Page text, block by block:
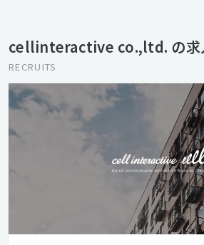
cellinteractive co.,ltd. の求
RECRUITS